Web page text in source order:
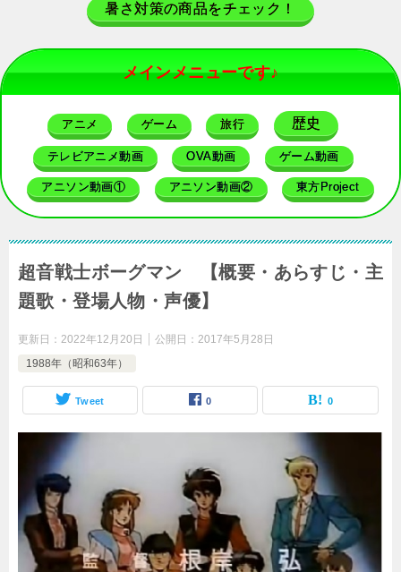
暑さ対策の商品をチェック！
メインメニューです♪
アニメ ゲーム 旅行 歴史
テレビアニメ動画 OVA動画 ゲーム動画
アニソン動画① アニソン動画② 東方Project
超音戦士ボーグマン 【概要・あらすじ・主
題歌・登場人物・声優】
更新日： 2022年12月20日 公開日： 2017年5月28日
1988年（昭和63年）
Tweet 0 0